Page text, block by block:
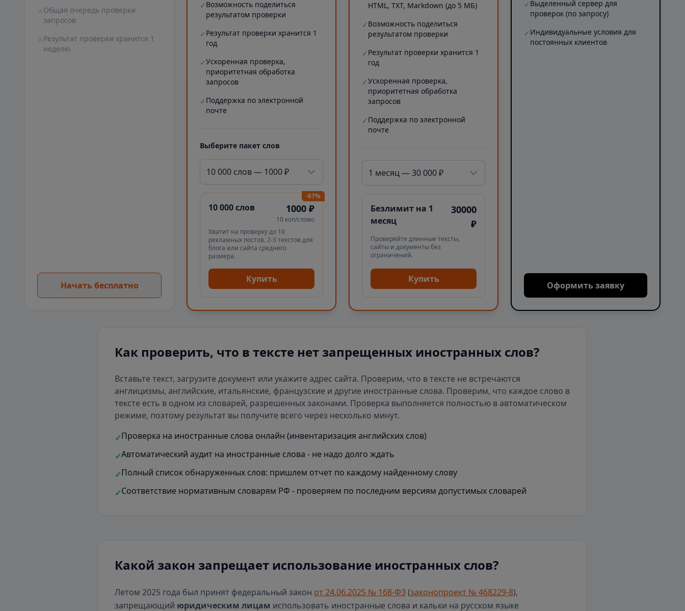
✕ Общая очередь проверки
запросов
✕ Результат проверки хранится 1
неделю
Начать бесплатно
✓ Возможность поделиться
результатом проверки
✓ Результат проверки хранится 1
год
✓Ускоренная проверка,
приоритетная обработка
запросов
✓ Поддержка по электронной
почте
Выберите пакет слов
10 000 слов — 1000 ₽
-67%
10 000 слов 1000 ₽
10 коп/слово
Хватит на проверку до 10
рекламных постов, 2-3 текстов для
блога или сайта среднего
размера.
Купить
HTML, TXT, Markdown (до 5 МБ)
✓ Возможность поделиться
результатом проверки
✓ Результат проверки хранится 1
год
✓Ускоренная проверка,
приоритетная обработка
запросов
✓ Поддержка по электронной
почте
1 месяц — 30 000 ₽
Безлимит на 1
месяц
30000
₽
Проверяйте длинные тексты,
сайты и документы без
ограничений.
Купить
✓ Выделенный сервер для
проверок (по запросу)
✓ Индивидуальные условия для
постоянных клиентов
Оформить заявку
Как проверить, что в тексте нет запрещенных иностранных слов?
Вставьте текст, загрузите документ или укажите адрес сайта. Проверим, что в тексте не встречаются
англицизмы, английские, итальянские, французские и другие иностранные слова. Проверим, что каждое слово в
тексте есть в одном из словарей, разрешенных законами. Проверка выполняется полностью в автоматическом
режиме, поэтому результат вы получите всего через несколько минут.
✓Проверка на иностранные слова онлайн (инвентаризация английских слов)
✓Автоматический аудит на иностранные слова - не надо долго ждать
✓Полный список обнаруженных слов: пришлем отчет по каждому найденному слову
✓Соответствие нормативным словарям РФ - проверяем по последним версиям допустимых словарей
Какой закон запрещает использование иностранных слов?
Летом 2025 года был принят федеральный закон от 24.06.2025 № 168-ФЗ(законопроект № 468229-8),
запрещающий юридическим лицам использовать иностранные слова и кальки на русском языке